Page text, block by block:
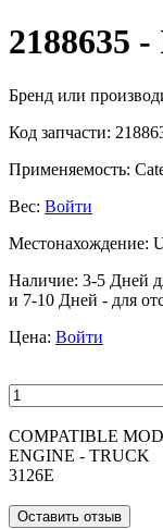
2188635
Бренд или
Код запчасти:
Применяемость:
Вес: Войти
Местонахождение:
Наличие: 3-5 Дней
и 7-10 Дней - для
Цена: Войти
COMPATIBLE
ENGINE - TRUCK
3126E
Оставить отзыв